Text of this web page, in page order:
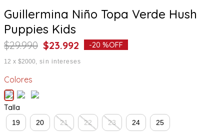
Guillermina Niño Topa Verde Hush
Puppies Kids
$29.990 $23.992 -20 %OFF
12 x $2000 sin intereses
Colores
Talla
19 20 21 22 23 24 25